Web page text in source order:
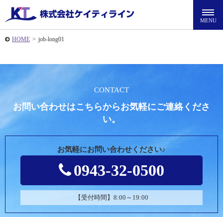
HOME > job-long01
CONTACT
お問い合わせはこちらからお気軽にご連絡くださ
い。
お気軽にお問い合わせください♪
0943-32-0500
【受付時間】8:00～19:00